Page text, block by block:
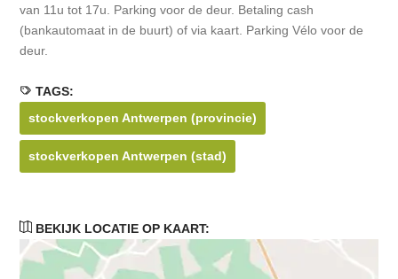
van 11u tot 17u. Parking voor de deur. Betaling cash
(bankautomaat in de buurt) of via kaart. Parking Vélo voor de
deur.
TAGS:
stockverkopen Antwerpen (provincie)
stockverkopen Antwerpen (stad)
BEKIJK LOCATIE OP KAART: